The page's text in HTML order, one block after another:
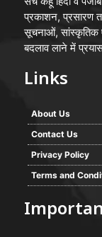
प्रकाशन, प्रसारण
सूचनाओं, सांस्कृतिक
बदलाव लाने में
Links
About Us
Contact Us
Privacy Policy
Terms and